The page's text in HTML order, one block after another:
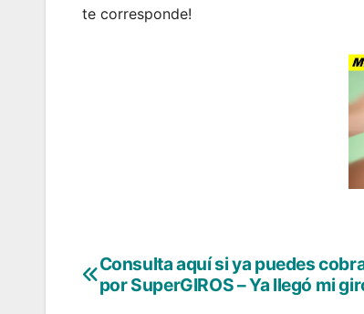
te corresponde!
Navegación
Consulta aquí si ya puedes
por SuperGIROS – Ya llegó mi